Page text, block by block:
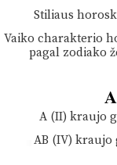
Stiliaus
Vaiko charakterio
pagal zodiako
A (II) kraujo
AB (IV) kraujo